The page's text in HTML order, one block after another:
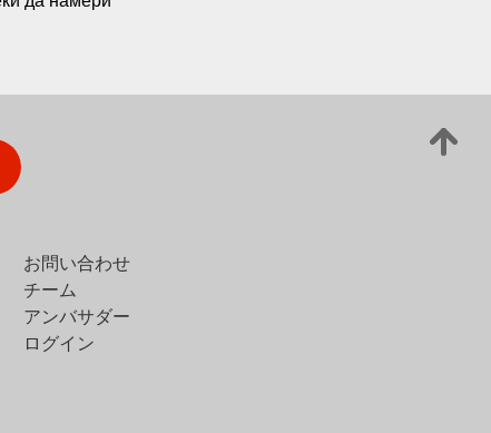
お問い合わせ
チーム
アンバサダー
ログイン